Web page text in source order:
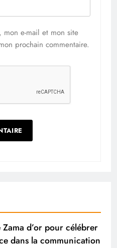
mon e-mail et mon site
prochain commentaire.
d’or pour célébrer
dans la communication